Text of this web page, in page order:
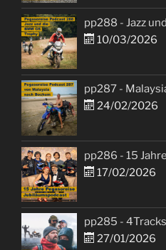
pp288 - Jazz
10/03/2026
pp287 -
24/02/2026
pp286 - 15
17/02/2026
pp285 -
27/01/2026